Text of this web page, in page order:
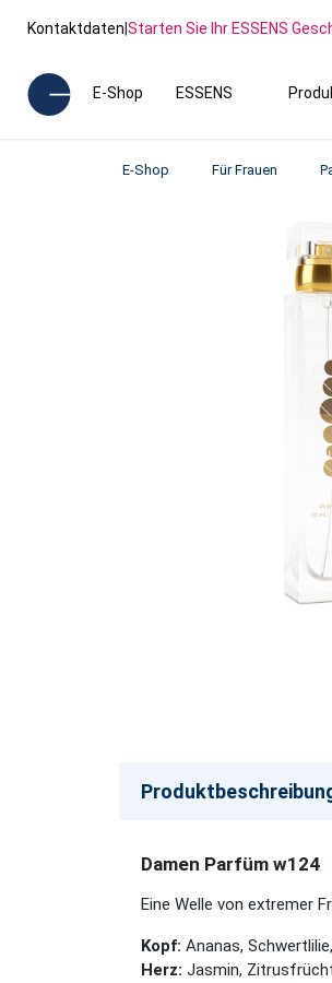
Kontaktdaten|Starten Sie Ihr ESSENS
E-Shop ESSENS
E-Shop Für Frauen
Damen Parfüm w124
Eine Welle von extremer
Kopf: Ananas,
Herz: Jasmin,